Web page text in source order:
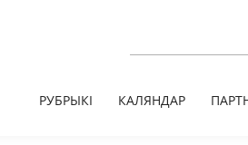
РУБРЫКІ КАЛЯНДАР